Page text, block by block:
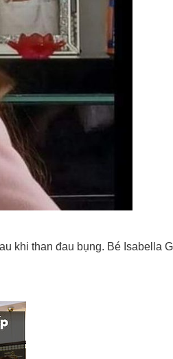
khi than đau bụng. Bé Isabella